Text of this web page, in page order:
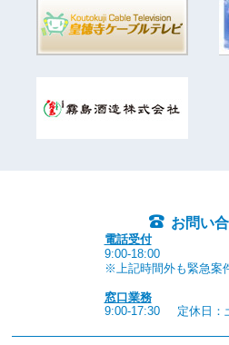
お問い
電話受付
9:00-18:00
※上記時間外も緊急案
窓口業務
9:00-17:30
定休日：